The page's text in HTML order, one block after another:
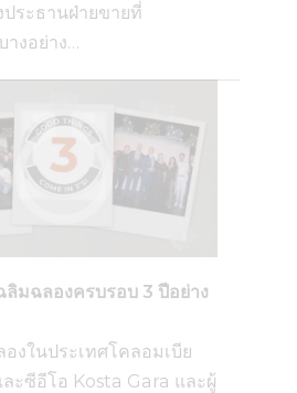
ระธานฝ่ายขายที่
งอย่าง…
มฉลองครบรอบ 3 ปีอย่าง
งในประเทศโคลอมเบีย
ะซีอีโอ Kosta Gara และผู้